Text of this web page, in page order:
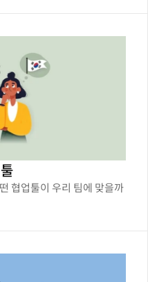
협업툴이 우리 팀에 맞을까